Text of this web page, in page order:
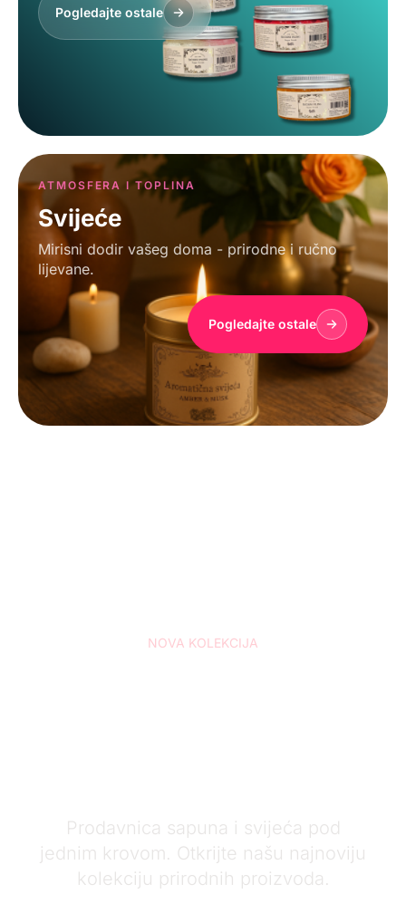
Pogledajte ostale
ATMOSFERA I TOPLINA
Svijeće
Mirisni dodir vašeg doma - prirodne i ručno
lijevane.
Pogledajte ostale
NOVA KOLEKCIJA
Prodavnica sapuna i svijeća pod
jednim krovom. Otkrijte našu najnoviju
kolekciju prirodnih proizvoda.